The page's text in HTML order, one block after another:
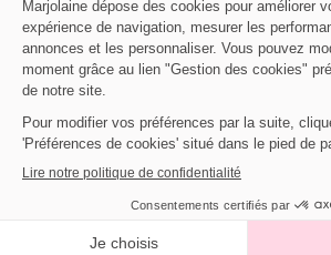
NUIT BLANCHE
APPLIQUER
469 rue de Derontet
04 72 65 73 13
2026 © Marjolaine